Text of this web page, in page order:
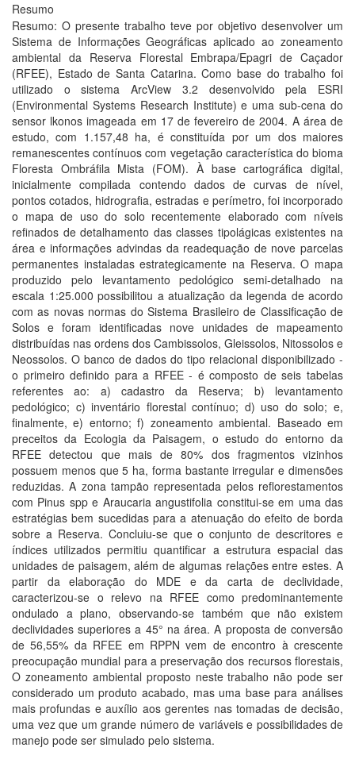
Resumo
Resumo: O presente trabalho teve por objetivo desenvolver um
Sistema de Informações Geográficas aplicado ao zoneamento
ambiental da Reserva Florestal Embrapa/Epagri de Caçador
(RFEE), Estado de Santa Catarina. Como base do trabalho foi
utilizado o sistema ArcView 3.2 desenvolvido pela ESRI
(Environmental Systems Research Institute) e uma sub-cena do
sensor lkonos imageada em 17 de fevereiro de 2004. A área de
estudo, com 1.157,48 ha, é constituída por um dos maiores
remanescentes contínuos com vegetação característica do bioma
Floresta Ombráfila Mista (FOM). À base cartográfica digital,
inicialmente compilada contendo dados de curvas de nível,
pontos cotados, hidrografia, estradas e perímetro, foi incorporado
o mapa de uso do solo recentemente elaborado com níveis
refinados de detalhamento das classes tipolágicas existentes na
área e informações advindas da readequação de nove parcelas
permanentes instaladas estrategicamente na Reserva. O mapa
produzido pelo levantamento pedológico semi-detalhado na
escala 1:25.000 possibilitou a atualização da legenda de acordo
com as novas normas do Sistema Brasileiro de Classificação de
Solos e foram identificadas nove unidades de mapeamento
distribuídas nas ordens dos Cambissolos, Gleissolos, Nitossolos e
Neossolos. O banco de dados do tipo relacional disponibilizado -
o primeiro definido para a RFEE - é composto de seis tabelas
referentes ao: a) cadastro da Reserva; b) levantamento
pedológico; c) inventário florestal contínuo; d) uso do solo; e,
finalmente, e) entorno; f) zoneamento ambiental. Baseado em
preceitos da Ecologia da Paisagem, o estudo do entorno da
RFEE detectou que mais de 80% dos fragmentos vizinhos
possuem menos que 5 ha, forma bastante irregular e dimensões
reduzidas. A zona tampão representada pelos reflorestamentos
com Pinus spp e Araucaria angustifolia constitui-se em uma das
estratégias bem sucedidas para a atenuação do efeito de borda
sobre a Reserva. Concluiu-se que o conjunto de descritores e
índices utilizados permitiu quantificar a estrutura espacial das
unidades de paisagem, além de algumas relações entre estes. A
partir da elaboração do MDE e da carta de declividade,
caracterizou-se o relevo na RFEE como predominantemente
ondulado a plano, observando-se também que não existem
declividades superiores a 45° na área. A proposta de conversão
de 56,55% da RFEE em RPPN vem de encontro à crescente
preocupação mundial para a preservação dos recursos florestais,
O zoneamento ambiental proposto neste trabalho não pode ser
considerado um produto acabado, mas uma base para análises
mais profundas e auxílio aos gerentes nas tomadas de decisão,
uma vez que um grande número de variáveis e possibilidades de
manejo pode ser simulado pelo sistema.